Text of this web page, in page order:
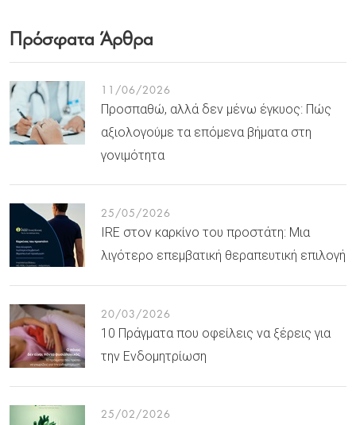
Πρόσφατα Άρθρα
11/06/2026
Προσπαθώ, αλλά δεν μένω έγκυος: Πώς
αξιολογούμε τα επόμενα βήματα στη
γονιμότητα
25/05/2026
IRE στον καρκίνο του προστάτη: Μια
λιγότερο επεμβατική θεραπευτική επιλογή
20/03/2026
10 Πράγματα που οφείλεις να ξέρεις για
την Ενδομητρίωση
25/02/2026